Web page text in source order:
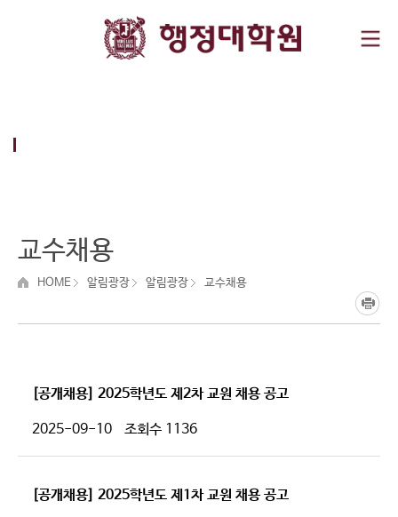
교수채용
HOME 알림광장 알림광장 교수채용
[공개채용] 2025학년도 제2차 교원 채용 공고
2025-09-10 조회수 1136
[공개채용] 2025학년도 제1차 교원 채용 공고